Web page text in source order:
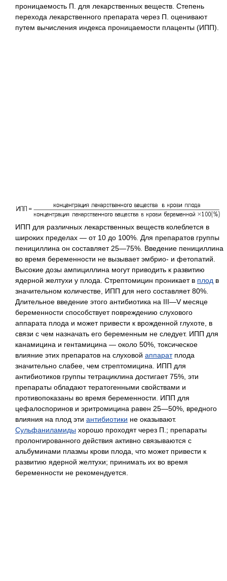
проницаемость П. для лекарственных веществ. Степень
перехода лекарственного препарата через П. оценивают
путем вычисления индекса проницаемости плаценты (ИПП).
ИПП для различных лекарственных веществ колеблется в
широких пределах — от 10 до 100%. Для препаратов группы
пенициллина он составляет 25—75%. Введение пенициллина
во время беременности не вызывает эмбрио- и фетопатий.
Высокие дозы ампициллина могут приводить к развитию
ядерной желтухи у плода. Стрептомицин проникает в плод в
значительном количестве, ИПП для него составляет 80%.
Длительное введение этого антибиотика на III—V месяце
беременности способствует повреждению слухового
аппарата плода и может привести к врожденной глухоте, в
связи с чем назначать его беременным не следует. ИПП для
канамицина и гентамицина — около 50%, токсическое
влияние этих препаратов на слуховой аппаратплода
значительно слабее, чем стрептомицина. ИПП для
антибиотиков группы тетрациклина достигает 75%, эти
препараты обладают тератогенными свойствами и
противопоказаны во время беременности. ИПП для
цефалоспоринов и эритромицина равен 25—50%, вредного
влияния на плод эти антибиотики не оказывают.
Сульфаниламиды хорошо проходят через П.; препараты
пролонгированного действия активно связываются с
альбуминами плазмы крови плода, что может привести к
развитию ядерной желтухи; принимать их во время
беременности не рекомендуется.